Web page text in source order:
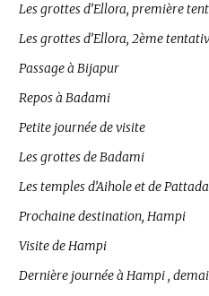
Les grottes d’Ellora, première
Les grottes d’Ellora, 2ème
Passage à Bijapur
Repos à Badami
Petite journée de visite
Les grottes de Badami
Les temples d’Aihole et de
Prochaine destination, Hampi
Visite de Hampi
Dernière journée à Hampi ,